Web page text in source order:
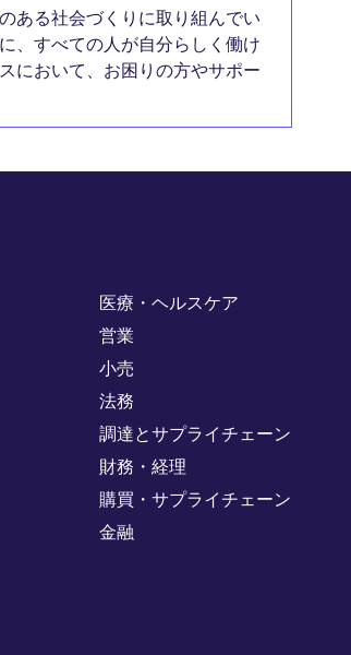
ある社会づくりに取り組んでい
、すべての人が自分らしく働け
において、お困りの方やサポー
医療・ヘルスケア
営業
小売
法務
調達とサプライチェーン
財務・経理
購買・サプライチェーン
金融